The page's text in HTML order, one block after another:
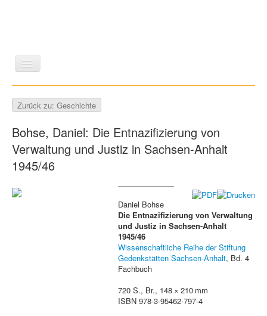
GESCHICHTE
ZEITSCHRIFTEN/VERZEICHNISSE
Zurück zu: Geschichte
Bohse, Daniel: Die Entnazifizierung von
Verwaltung und Justiz in Sachsen-Anhalt
1945/46
Daniel Bohse
Die Entnazifizierung von Verwaltung
und Justiz in Sachsen-Anhalt
1945/46
Wissenschaftliche Reihe der Stiftung
Gedenkstätten Sachsen-Anhalt, Bd. 4
Fachbuch
720 S., Br., 148 × 210 mm
ISBN 978-3-95462-797-4